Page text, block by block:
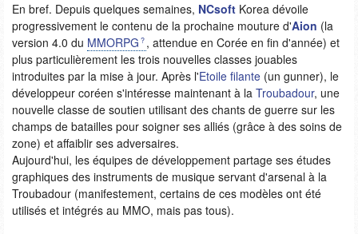
En bref. Depuis quelques semaines, NCsoft Korea dévoile
progressivement le contenu de la prochaine mouture d'Aion (la
version 4.0 du MMORPG , attendue en Corée en fin d'année) et
plus particulièrement les trois nouvelles classes jouables
introduites par la mise à jour. Après l'Etoile filante (un gunner), le
développeur coréen s'intéresse maintenant à la Troubadour, une
nouvelle classe de soutien utilisant des chants de guerre sur les
champs de batailles pour soigner ses alliés (grâce à des soins de
zone) et affaiblir ses adversaires.
Aujourd'hui, les équipes de développement partage ses études
graphiques des instruments de musique servant d'arsenal à la
Troubadour (manifestement, certains de ces modèles ont été
utilisés et intégrés au MMO, mais pas tous).